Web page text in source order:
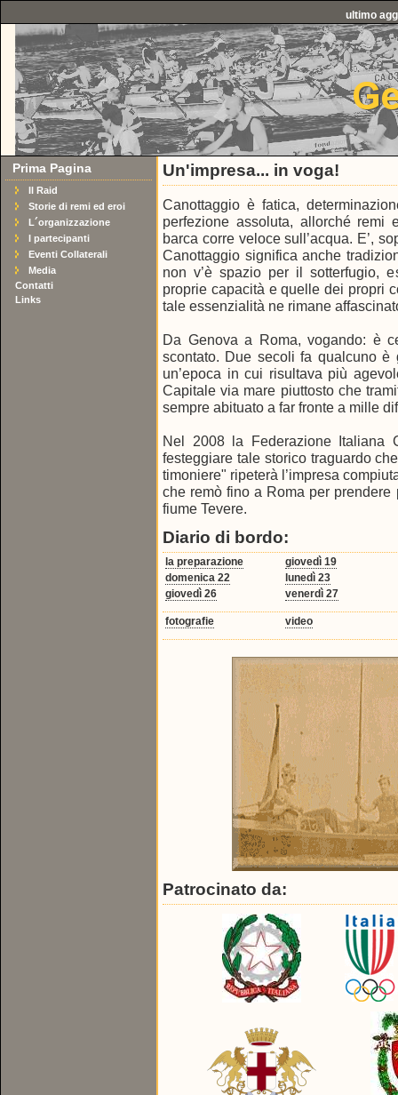
ultimo
Prima Pagina
Il Raid
Storie di remi ed eroi
L´organizzazione
I partecipanti
Eventi Collaterali
Media
Contatti
Links
Un'impresa... in voga!
Canottaggio è fatica,
perfezione assoluta, allorché remi
barca corre veloce sull’acqua. E’,
Canottaggio significa anche
non v’è spazio per il sotterfugio,
proprie capacità e quelle dei propri
tale essenzialità ne rimane
Da Genova a Roma, vogando: è
scontato. Due secoli fa qualcuno
un’epoca in cui risultava più
Capitale via mare piuttosto che
sempre abituato a far fronte a mille
Nel 2008 la Federazione Italiana
festeggiare tale storico traguardo
timoniere" ripeterà l’impresa
che remò fino a Roma per
fiume Tevere.
Diario di bordo:
la preparazione
giovedì 19
domenica 22
lunedì 23
giovedì 26
venerdì 27
fotografie video
Patrocinato da: